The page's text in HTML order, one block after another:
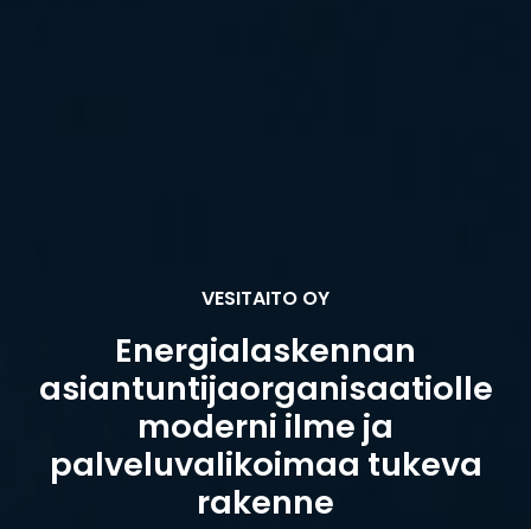
VESITAITO OY
Energialaskennan
asiantuntijaorganisaatiolle
moderni ilme ja
palveluvalikoimaa tukeva
rakenne